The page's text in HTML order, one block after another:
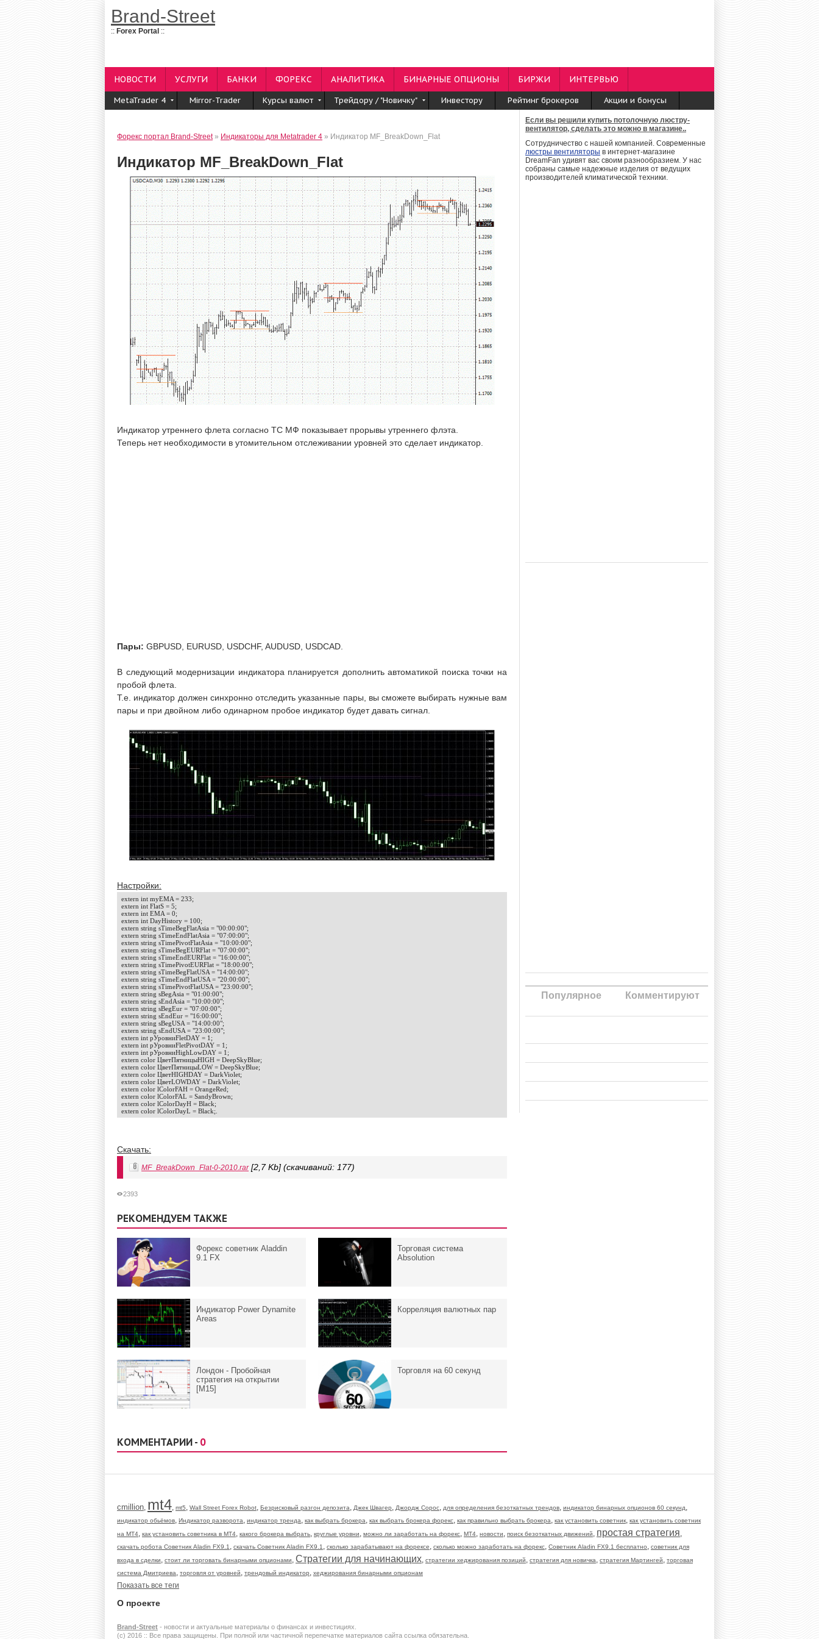
Brand-Street
:: Forex Portal ::
НОВОСТИ УСЛУГИ БАНКИ ФОРЕКС АНАЛИТИКА БИНАРНЫЕ ОПЦИОНЫ БИРЖИ ИНТЕРВЬЮ
MetaTrader 4 Mirror-Trader Курсы валют Трейдору / "Новичку" Инвестору Рейтинг брокеров Акции и бонусы
Форекс портал Brand-Street» Индикаторы для Metatrader 4 » Индикатор MF_BreakDown_Flat
Индикатор MF_BreakDown_Flat
Индикатор утреннего флета согласно ТС МФ показывает прорывы утреннего флэта.
Теперь нет необходимости в утомительном отслеживании уровней это сделает индикатор.
Пары: GBPUSD, EURUSD, USDCHF, AUDUSD, USDCAD.
В следующий модернизации индикатора планируется дополнить автоматикой поиска точки на
пробой флета.
Т.е. индикатор должен синхронно отследить указанные пары, вы сможете выбирать нужные вам
пары и при двойном либо одинарном пробое индикатор будет давать сигнал.
Настройки:
extern int myEMA = 233;
extern int FlatS = 5;
extern int EMA = 0;
extern int DayHistory = 100;
extern string sTimeBegFlatAsia = "00:00:00";
extern string sTimeEndFlatAsia = "07:00:00";
extern string sTimePivotFlatAsia = "10:00:00";
extern string sTimeBegEURFlat = "07:00:00";
extern string sTimeEndEURFlat = "16:00:00";
extern string sTimePivotEURFlat = "18:00:00";
extern string sTimeBegFlatUSA = "14:00:00";
extern string sTimeEndFlatUSA = "20:00:00";
extern string sTimePivotFlatUSA = "23:00:00";
extern string sBegAsia = "01:00:00";
extern string sEndAsia = "10:00:00";
extern string sBegEur = "07:00:00";
extern string sEndEur = "16:00:00";
extern string sBegUSA = "14:00:00";
extern string sEndUSA = "23:00:00";
extern int pУровниFletDAY = 1;
extern int pУровниFletPivotDAY = 1;
extern int pУровниHighLowDAY = 1;
extern color ЦветПятницыHIGH = DeepSkyBlue;
extern color ЦветПятницыLOW = DeepSkyBlue;
extern color ЦветHIGHDAY = DarkViolet;
extern color ЦветLOWDAY = DarkViolet;
extern color lColorFAH = OrangeRed;
extern color lColorFAL = SandyBrown;
extern color lColorDayH = Black;
extern color lColorDayL = Black;.
Скачать:
MF_BreakDown_Flat-0-2010.rar[2,7 Kb] (cкачиваний: 177)
2393
РЕКОМЕНДУЕМ ТАКЖЕ
Форекс советник Aladdin
9.1 FX
Торговая система
Absolution
Индикатор Power Dynamite
Areas
Корреляция валютных пар
Лондон - Пробойная
стратегия на открытии
[M15]
Торговля на 60 секунд
КОММЕНТАРИИ - 0
Если вы решили купить потолочную люстру-
вентилятор, сделать это можно в магазине..
Сотрудничество с нашей компанией. Современные
люстры вентиляторы в интернет-магазине
DreamFan удивят вас своим разнообразием. У нас
собраны самые надежные изделия от ведущих
производителей климатической техники.
Популярное Комментируют
cmillion, mt4, mt5, Wall Street Forex Robot, Безрисковый разгон депозита, Джек Швагер, Джордж Сорос, для определения безоткатных трендов, индикатор бинарных опционов 60 секунд,
индикатор обьёмов, Индикатор разворота, индикатор тренда, как выбрать брокера, как выбрать брокера форекс, как правильно выбрать брокера, как установить советник, как установить советник
на МТ4, как установить советника в МТ4, какого брокера выбрать, круглые уровни, можно ли заработать на форекс, МТ4, новости, поиск безоткатных движений, простая стратегия,
скачать робота Советник Aladin FX9.1 , скачать Советник Aladin FX9.1 , сколько зарабатывают на форексе, сколько можно заработать на форекс, Советник Aladin FX9.1 бесплатно, советник для
входа в сделки, стоит ли торговать бинарными опционами, Стратегии для начинающих, стратегии хеджирования позиций, стратегия для новичка, стратегия Мартингей, торговая
система Дмитриева, торговля от уровней, трендовый индикатор, хеджирования бинарными опционам
Показать все теги
О проекте
Brand-Street - новости и актуальные материалы о финансах и инвестициях.
(c) 2016 :: Все права защищены. При полной или частичной перепечатке материалов сайта ссылка обязательна.